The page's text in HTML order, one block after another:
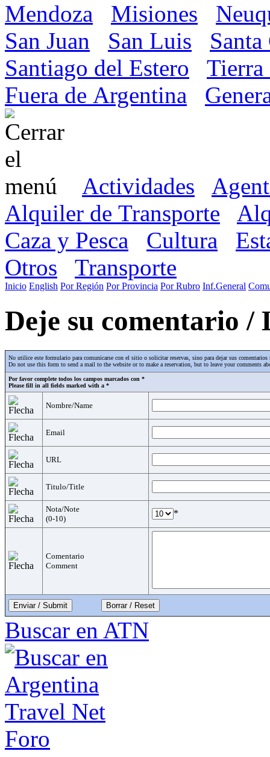
Mendoza
Misiones
San Juan
San Luis
Santiago del Estero
Tierra
Fuera de Argentina
Actividades
Alquiler de Transporte
Caza y Pesca
Cultura
Otros
Transporte
Inicio English Por Región Por Provincia Por Rubro Inf.General
Deje su comentario /
No utilice este formulario para comunicarse con el sitio o solicitar reservas, sino para dejar sus
Do not use this form to send a mail to the website or to make a reservation, but to leave your comments
Por favor complete todos los campos marcados con *
Please fill in all fields marked with a *
Nombre/Name
Email
URL
Titulo/Title
Nota/Note
(0-10)
*
Comentario
Comment
Enviar / Submit
Buscar en ATN
Foro